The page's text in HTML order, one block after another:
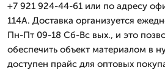
+7 921 924-44-61 или по адресу
114А. Доставка организуется
Пн-Пт 09-18 Сб-Вс вых., и это
обеспечить объект материалом в
доступен прайс для оптовых